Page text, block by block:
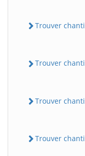
Trouver
Trouver
Trouver
Trouver